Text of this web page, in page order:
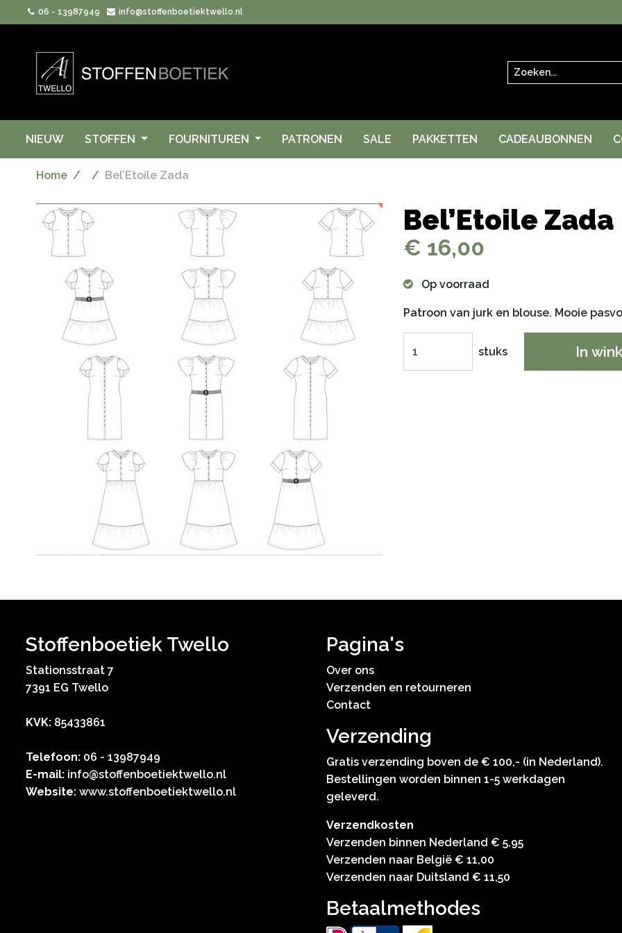
06 - 13987949 info@stoffenboetiektwello.nl
Zoeken
NIEUW STOFFEN FOURNITUREN PATRONEN SALE PAKKETTEN CADEAUBONNEN
Home Bel’Etoile Zada
Bel’Etoile Zada
€ 16,00
Op voorraad
Patroon van jurk en blouse. Mooie
stuks In
Stoffenboetiek Twello
Stationsstraat 7
7391 EG Twello
KVK: 85433861
Telefoon: 06 - 13987949
E-mail: info@stoffenboetiektwello.nl
Website: www.stoffenboetiektwello.nl
Pagina's
Over ons
Verzenden en retourneren
Contact
Verzending
Gratis verzending boven de € 100,- (in Nederland).
Bestellingen worden binnen 1-5 werkdagen
geleverd.
Verzendkosten
Verzenden binnen Nederland € 5,95
Verzenden naar België € 11,00
Verzenden naar Duitsland € 11,50
Betaalmethodes